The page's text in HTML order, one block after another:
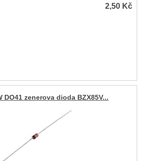
2,50 Kč
DO41 zenerova dioda BZX85V...